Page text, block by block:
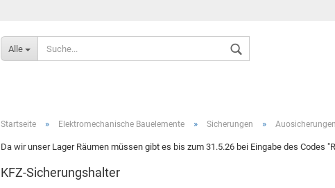
Alle
Startseite » Elektromechanische Bauelemente » Sicherungen » Auosicherungen
Da wir unser Lager Räumen müssen gibt es bis zum 31.5.26 bei Eingabe des Codes
KFZ-Sicherungshalter